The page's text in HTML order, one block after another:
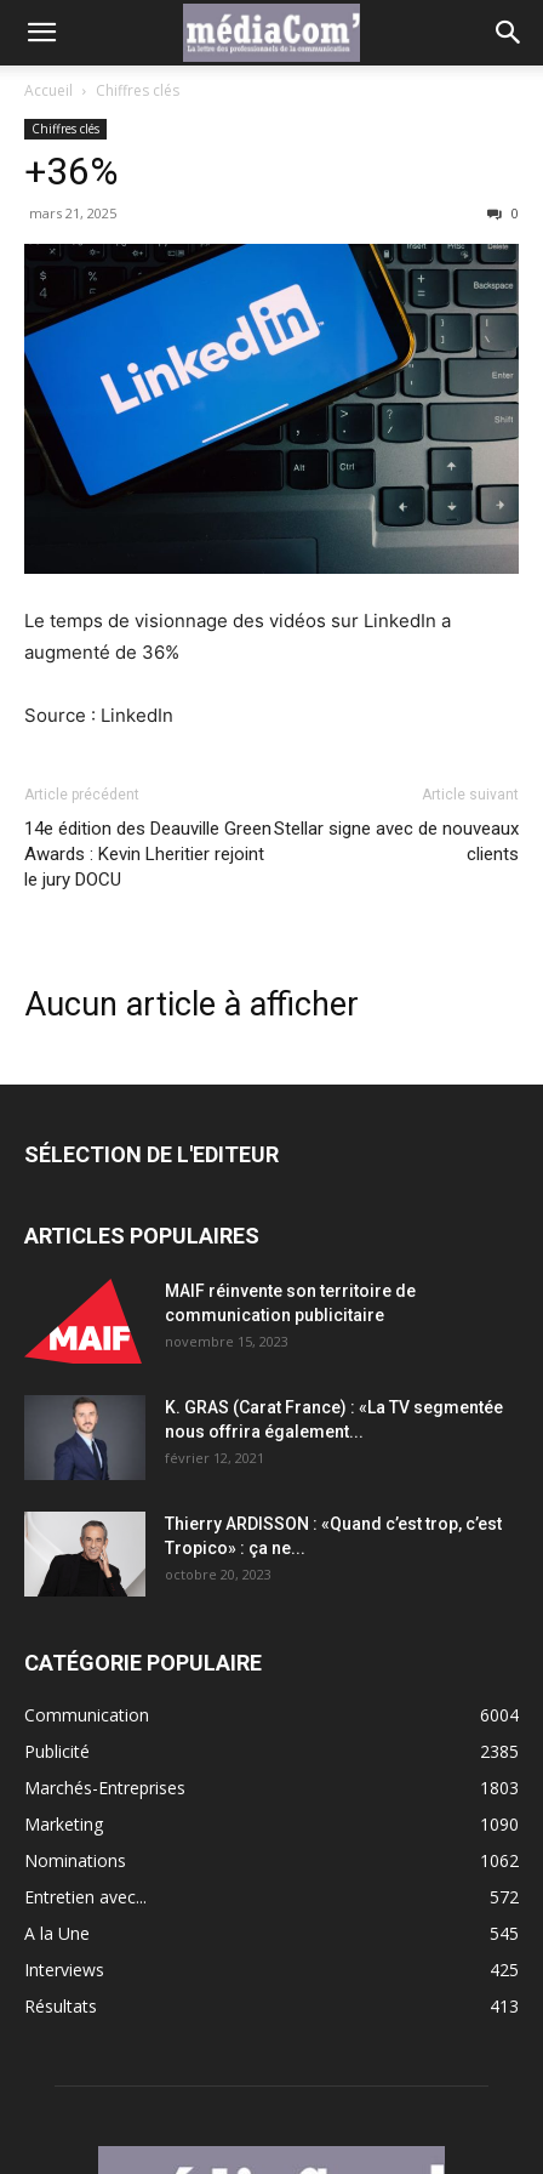
Accueil Chiffres clés
Chiffres clés
+36%
mars 21, 2025 0
Le temps de visionnage des vidéos sur LinkedIn a
augmenté de 36%
Source : LinkedIn
Article précédent
14e édition des Deauville Green
Awards : Kevin Lheritier rejoint
le jury DOCU
Article suivant
Stellar signe avec de nouveaux
clients
Aucun article à afficher
SÉLECTION DE L'EDITEUR
ARTICLES POPULAIRES
MAIF réinvente son territoire de
communication publicitaire
novembre 15, 2023
K. GRAS (Carat France) : «La TV segmentée
nous offrira également...
février 12, 2021
Thierry ARDISSON : «Quand c’est trop, c’est
Tropico» : ça ne...
octobre 20, 2023
CATÉGORIE POPULAIRE
Communication
6004
Publicité
2385
Marchés-Entreprises
1803
Marketing
1090
Nominations
1062
Entretien avec...
572
A la Une
545
Interviews
425
Résultats
413